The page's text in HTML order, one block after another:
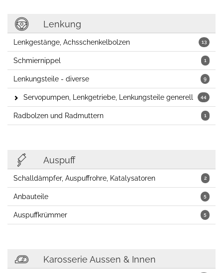
Lenkung
13
Lenkgestänge, Achsschenkelbolzen
1
Schmiernippel
9
Lenkungsteile - diverse
44
Servopumpen, Lenkgetriebe, Lenkungsteile generell
1
Radbolzen und Radmuttern
Auspuff
2
Schalldämpfer, Auspuffrohre, Katalysatoren
5
Anbauteile
5
Auspuffkrümmer
Karosserie Aussen & Innen